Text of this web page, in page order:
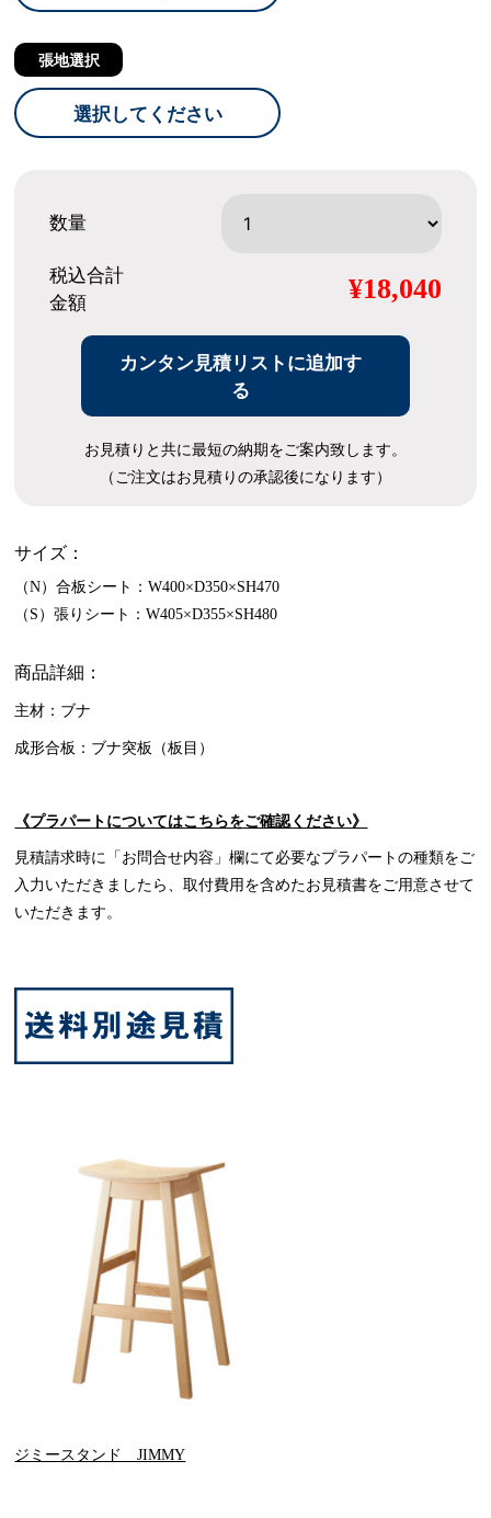
張地選択
選択してください
数量
税込合計
金額
¥18,040
カンタン見積リストに追加す
る
お見積りと共に最短の納期をご案内致します。
（ご注文はお見積りの承認後になります）
サイズ：
（N）合板シート：W400×D350×SH470
（S）張りシート：W405×D355×SH480
商品詳細：
主材：ブナ
成形合板：ブナ突板（板目）
《プラパートについてはこちらをご確認ください》
見積請求時に「お問合せ内容」欄にて必要なプラパートの種類をご
入力いただきましたら、取付費用を含めたお見積書をご用意させて
いただきます。
ジミースタンド JIMMY